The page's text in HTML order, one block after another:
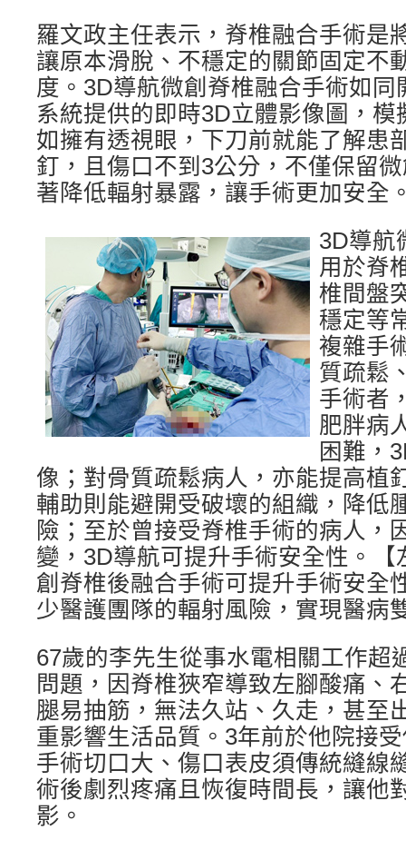
羅文政主任表示，脊椎融合手術是
讓原本滑脫、不穩定的關節固定不
度。3D導航微創脊椎融合手術如
系統提供的即時3D立體影像圖，
如擁有透視眼，下刀前就能了解患
釘，且傷口不到3公分，不僅保留
著降低輻射暴露，讓手術更加安全
3D導航
用於脊
椎間盤
穩定等
複雜手
質疏鬆
手術者
肥胖病
困難，
像；對骨質疏鬆病人，亦能提高植
輔助則能避開受破壞的組織，降低
險；至於曾接受脊椎手術的病人，
變，3D導航可提升手術安全性。【
創脊椎後融合手術可提升手術安全
少醫護團隊的輻射風險，實現醫病
67歲的李先生從事水電相關工作超
問題，因脊椎狹窄導致左腳酸痛、
腿易抽筋，無法久站、久走，甚至
重影響生活品質。3年前於他院接
手術切口大、傷口表皮須傳統縫線
術後劇烈疼痛且恢復時間長，讓他
影。